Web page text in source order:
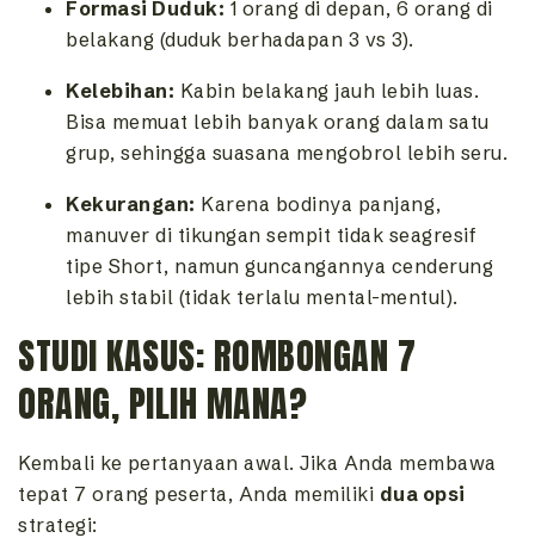
Formasi Duduk: 1 orang di depan, 6 orang di
belakang (duduk berhadapan 3 vs 3).
Kelebihan: Kabin belakang jauh lebih luas.
Bisa memuat lebih banyak orang dalam satu
grup, sehingga suasana mengobrol lebih seru.
Kekurangan: Karena bodinya panjang,
manuver di tikungan sempit tidak seagresif
tipe Short, namun guncangannya cenderung
lebih stabil (tidak terlalu mental-mentul).
STUDI KASUS: ROMBONGAN 7
ORANG, PILIH MANA?
Kembali ke pertanyaan awal. Jika Anda membawa
tepat 7 orang peserta, Anda memiliki dua opsi
strategi: